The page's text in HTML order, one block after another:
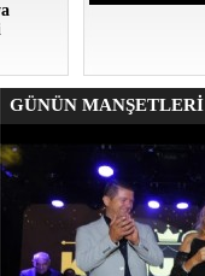
GÜNÜN MANŞETLERİ